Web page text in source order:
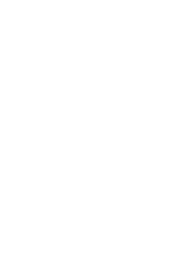
Augustenborg
Es gibt auch eine
ist mit allen